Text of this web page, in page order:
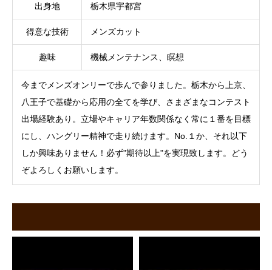
出身地 栃木県宇都宮
得意な技術 メンズカット
趣味 機械メンテナンス、瞑想
今までメンズオンリーで歩んで参りました。栃木から上京、
八王子で基礎から応用の全てを学び、さまざまなコンテスト
出場経験あり。立場やキャリア年数関係なく常に１番を目標
にし、ハングリー精神で走り続けます。No.１か、それ以下
しか興味ありません！必ず"期待以上"を実現致します。どう
ぞよろしくお願いします。